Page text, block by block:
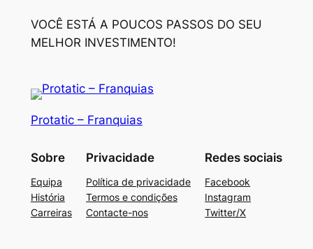
VOCÊ ESTÁ A POUCOS PASSOS DO SEU
MELHOR INVESTIMENTO!
Protatic – Franquias
Sobre
Equipa
História
Carreiras
Privacidade
Política de privacidade
Termos e condições
Contacte-nos
Redes sociais
Facebook
Instagram
Twitter/X